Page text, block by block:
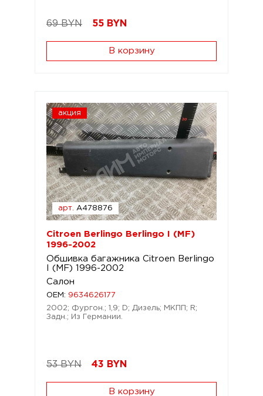
69 BYN 55 BYN
В корзину
акция
арт. A478876
Citroen Berlingo Berlingo I (MF)
1996-2002
Обшивка багажника Citroen Berlingo
I (MF) 1996-2002
Салон
OEM: 9634626177
2002; Фургон.; 1,9; D; Дизель; МКПП; R;
Задн.; Из Германии.
53 BYN 43 BYN
В корзину